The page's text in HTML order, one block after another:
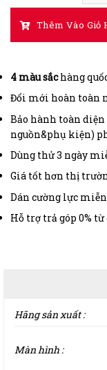
Thêm Vào Giỏ
4 màu sắchàng
Đổi mới hoàn toàn
Bảo hành toàn
nguồn&phụ kiện)
Dùng thử 3 ngày
Giá tốt hơn thị
Dán cường lực
Hỗ trợ trả góp 0%
Hãng sản xuất :
Màn hình :